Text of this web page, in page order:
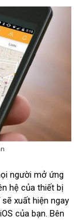
người mở ứng
hệ của thiết bị
xuất hiện ngay
của bạn. Bên